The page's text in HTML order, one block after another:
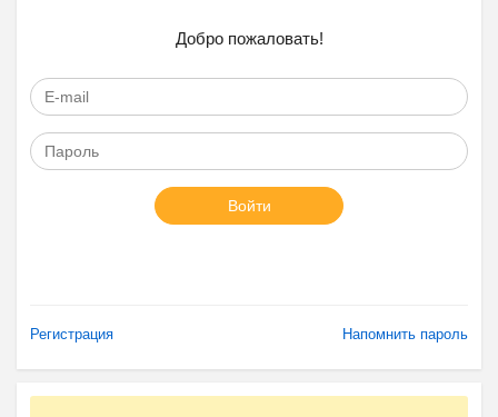
Добро пожаловать!
Войти
Регистрация Напомнить пароль